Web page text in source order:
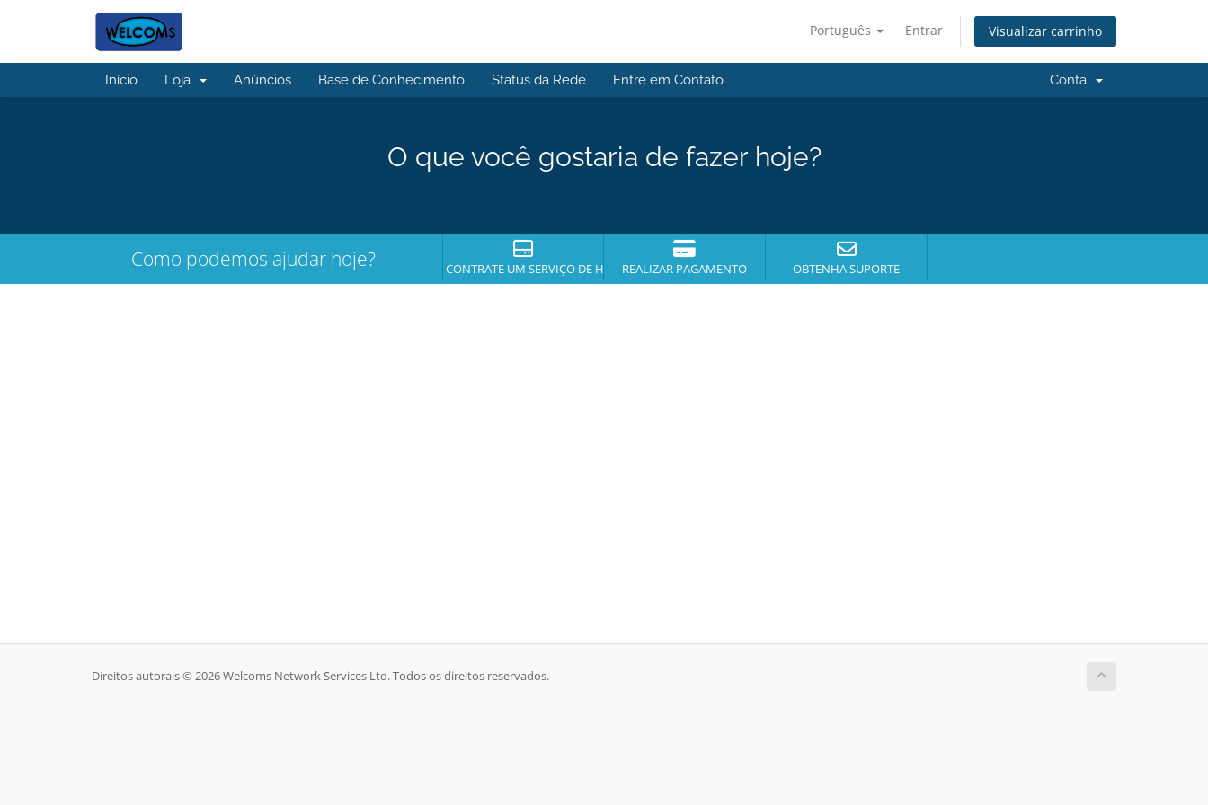
Português Entrar Visualizar carrinho
Início Loja Anúncios Base de Conhecimento Status da Rede Entre em Contato Conta
O que você gostaria de fazer hoje?
Como podemos ajudar hoje? CONTRATE UM SERVIÇO DE HOSPEDAGEMREALIZAR PAGAMENTO OBTENHA SUPORTE
Direitos autorais © 2026 Welcoms Network Services Ltd. Todos os direitos reservados.